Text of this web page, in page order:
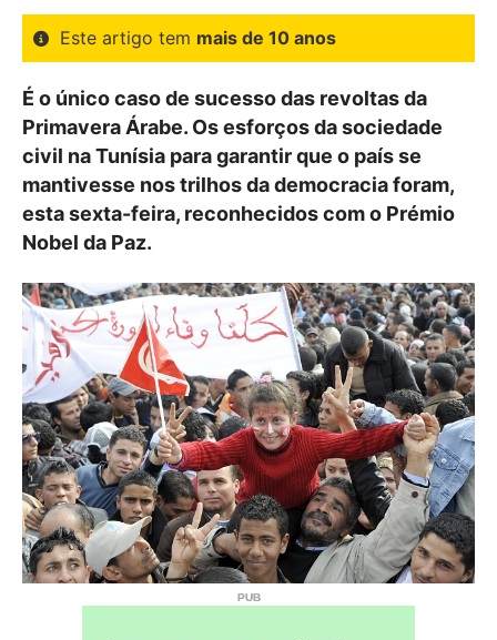
Este artigo tem mais de 10 anos
É o único caso de sucesso das revoltas da
Primavera Árabe. Os esforços da sociedade
civil na Tunísia para garantir que o país se
mantivesse nos trilhos da democracia foram,
esta sexta-feira, reconhecidos com o Prémio
Nobel da Paz.